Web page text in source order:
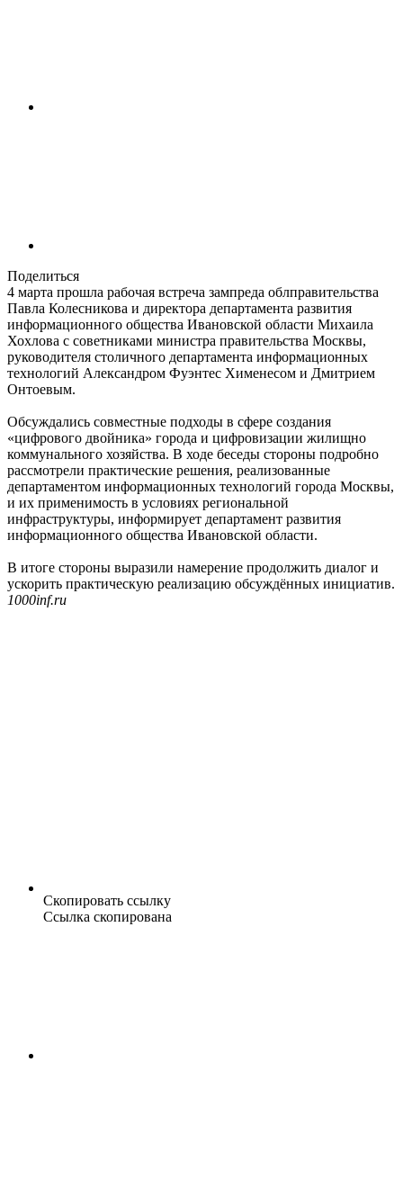
Поделиться
4 марта прошла рабочая встреча зампреда облправительства
Павла Колесникова и директора департамента развития
информационного общества Ивановской области Михаила
Хохлова с советниками министра правительства Москвы,
руководителя столичного департамента информационных
технологий Александром Фуэнтес Хименесом и Дмитрием
Онтоевым.
Обсуждались совместные подходы в сфере создания
«цифрового двойника» города и цифровизации жилищно
коммунального хозяйства. В ходе беседы стороны подробно
рассмотрели практические решения, реализованные
департаментом информационных технологий города Москвы,
и их применимость в условиях региональной
инфраструктуры, информирует департамент развития
информационного общества Ивановской области.
В итоге стороны выразили намерение продолжить диалог и
ускорить практическую реализацию обсуждённых инициатив.
1000inf.ru
Скопировать ссылку
Ссылка скопирована